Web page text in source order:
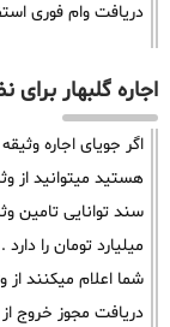
دریافت وام فوری
اجاره گلبهار برای
اگر جویای اجاره
هستید میتوانید از
میلیارد تومان را
شما اعلام میکنند از
دریافت مجوز خروج